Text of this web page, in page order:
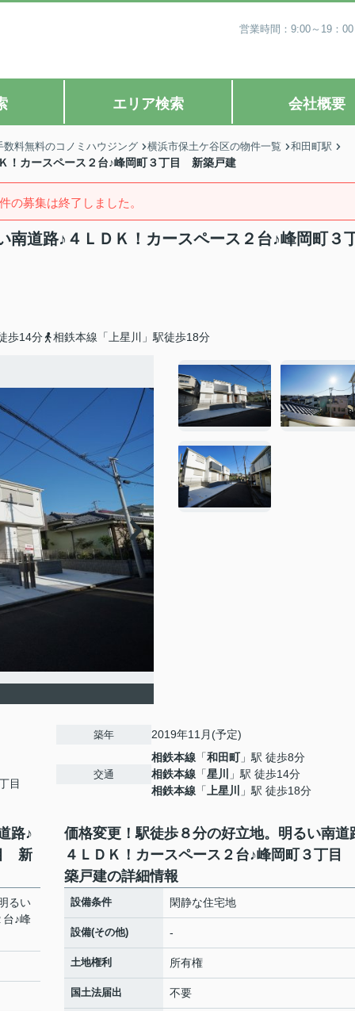
営業時間：9:00～19：
エリア検索 会社概要
料無料のコノミハウジング 横浜市保土ケ谷区の物件一覧 和田町駅
！カースペース２台♪峰岡町３丁目 新築戸建
の募集は終了しました。
南道路♪４ＬＤＫ！カースペース２台♪峰岡町３
歩14分 相鉄本線「上星川」駅徒歩18分
目
築年 2019年11月(予定)
交通
相鉄本線 「和田町」駅 徒歩8分
相鉄本線 「星川
」駅 徒歩14分
相鉄本線 「 上星川 」駅 徒歩18分
路♪
新
るい
台♪峰
価格変更！駅徒歩８分の好立地。明るい南道
４ＬＤＫ！カースペース２台♪峰岡町３丁
築戸建の詳細情報
設備条件 閑静な住宅地
設備(その他) -
土地権利 所有権
国土法届出 不要